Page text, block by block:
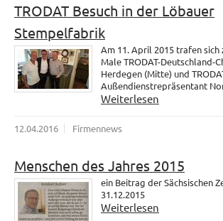
TRODAT Besuch in der Löbauer
Stempelfabrik
Am 11. April 2015 trafen
Male TRODAT-Deutschland-
Herdegen (Mitte) und
Außendienstrepräsentant
Weiterlesen
12.04.2016 Firmennews
Menschen des Jahres 2015
ein Beitrag der Sächsischen
31.12.2015
Weiterlesen